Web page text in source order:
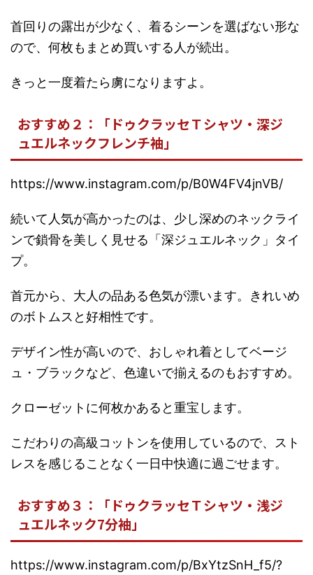
首回りの露出が少なく、着るシーンを選ばない形な
ので、何枚もまとめ買いする人が続出。
きっと一度着たら虜になりますよ。
おすすめ２：「ドゥクラッセＴシャツ・深ジ
ュエルネックフレンチ袖」
https://www.instagram.com/p/B0W4FV4jnVB/
続いて人気が高かったのは、少し深めのネックライ
ンで鎖骨を美しく見せる「深ジュエルネック」タイ
プ。
首元から、大人の品ある色気が漂います。きれいめ
のボトムスと好相性です。
デザイン性が高いので、おしゃれ着としてベージ
ュ・ブラックなど、色違いで揃えるのもおすすめ。
クローゼットに何枚かあると重宝します。
こだわりの高級コットンを使用しているので、スト
レスを感じることなく一日中快適に過ごせます。
おすすめ３：「ドゥクラッセＴシャツ・浅ジ
ュエルネック7分袖」
https://www.instagram.com/p/BxYtzSnH_f5/?